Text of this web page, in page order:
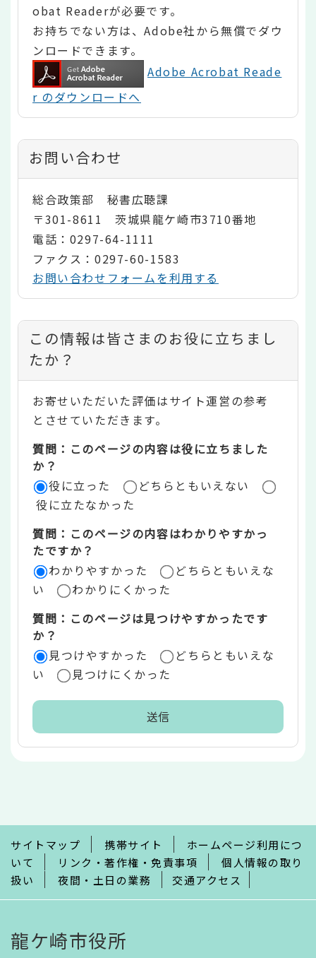
obat Readerが必要です。
お持ちでない方は、Adobe社から無償でダウ
ンロードできます。
Adobe Acrobat Reade
r のダウンロードへ
お問い合わせ
総合政策部 秘書広聴課
〒301-8611 茨城県龍ケ崎市3710番地
電話：0297-64-1111
ファクス：0297-60-1583
お問い合わせフォームを利用する
コ
ン
テ
ン
ツ
評
価
リ
ア
この情報は皆さまのお役に立ちまし
たか？
お寄せいただいた評価はサイト運営の参考
とさせていただきます。
質問：このページの内容は役に立ちました
か？
役に立った
どちらともいえない
役に立たなかった
質問：このページの内容はわかりやすかっ
たですか？
わかりやすかった
どちらともいえな
い
わかりにくかった
質問：このページは見つけやすかったです
か？
見つけやすかった
どちらともいえな
い
見つけにくかった
で
サイトマップ 携帯サイト
ホームページ利用につ
いて
リンク・著作権・免責事項
個人情報の取り
扱い
夜間・土日の業務 交通アクセス
龍ケ崎市役所